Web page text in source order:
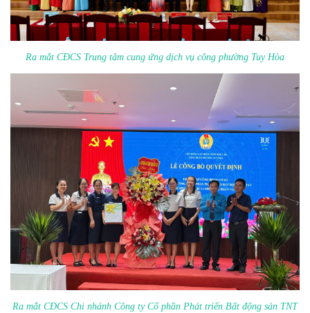
Ra mắt CĐCS Trung tâm cung ứng dịch vụ công phường Tuy Hòa
Ra mắt CĐCS Chi nhánh Công ty Cổ phần Phát triển Bất động sản TNT